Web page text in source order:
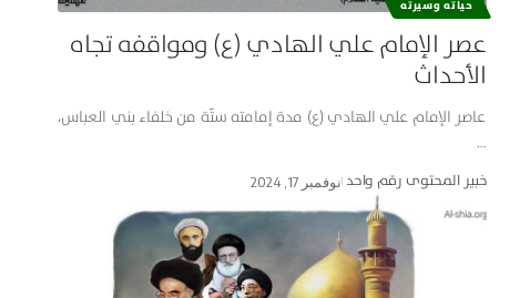
حياته وسيرته
عصر الإمام علي الهادي (ع) ومواقفه تجاه
الأحداث
عاصر الإمام علي الهادي (ع) مدة إمامته ستّة من خلفاء بني العباس،
…
خبير المحتوى رقم واحد نوفمبر 17, 2024